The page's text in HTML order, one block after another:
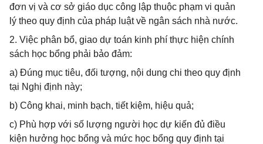
đơn vị và cơ sở giáo dục công lập thuộc phạm vi quản
lý theo quy định của pháp luật về ngân sách nhà nước.
2. Việc phân bổ, giao dự toán kinh phí thực hiện chính
sách học bổng phải bảo đảm:
a) Đúng mục tiêu, đối tượng, nội dung chi theo quy định
tại Nghị định này;
b) Công khai, minh bạch, tiết kiệm, hiệu quả;
c) Phù hợp với số lượng người học dự kiến đủ điều
kiện hưởng học bổng và mức học bổng quy định tại